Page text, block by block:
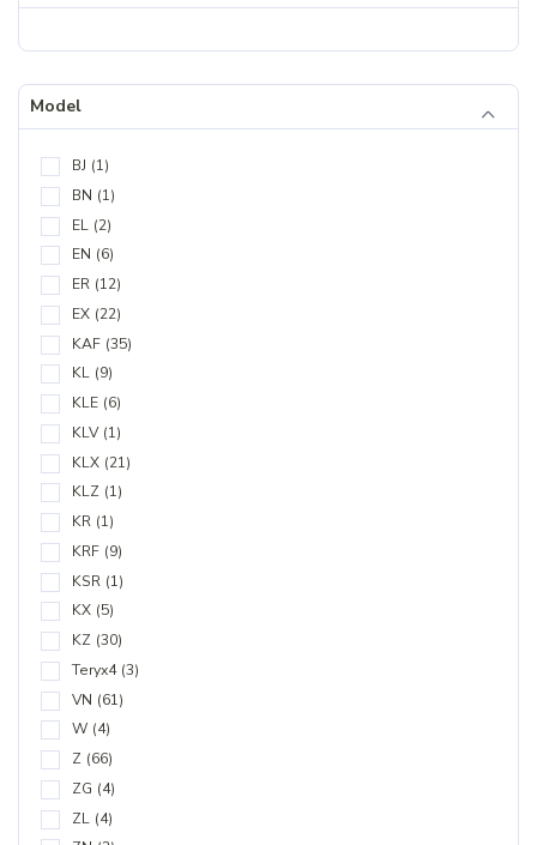
Model
BJ (1)
BN (1)
EL (2)
EN (6)
ER (12)
EX (22)
KAF (35)
KL (9)
KLE (6)
KLV (1)
KLX (21)
KLZ (1)
KR (1)
KRF (9)
KSR (1)
KX (5)
KZ (30)
Teryx4 (3)
VN (61)
W (4)
Z (66)
ZG (4)
ZL (4)